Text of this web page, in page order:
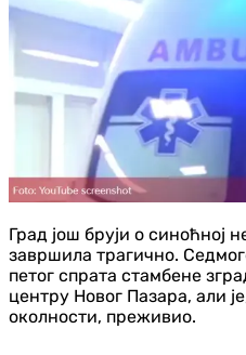
Град још бруји о синоћној
завршила трагично.
петог спрата стамбене
центру Новог Пазара, али
околности, преживио.